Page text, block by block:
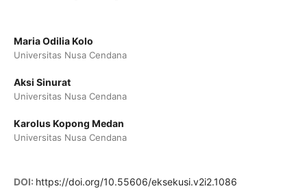
Maria Odilia Kolo
Universitas Nusa Cendana
Aksi Sinurat
Universitas Nusa Cendana
Karolus Kopong Medan
Universitas Nusa Cendana
DOI: https://doi.org/10.55606/eksekusi.v2i2.1086